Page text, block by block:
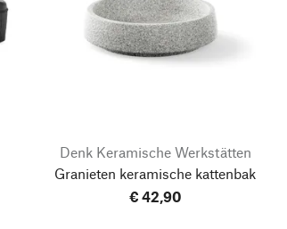
Denk Keramische Werkstätten
Granieten keramische kattenbak
€ 42,90